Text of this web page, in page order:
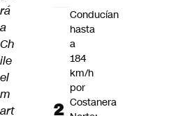
rá
a
Ch
ile
el
m
art
Conducían
hasta
a
184
km/h
por
Costanera